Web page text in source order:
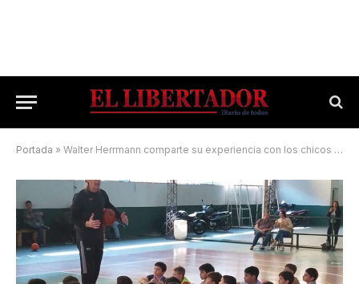
Portada » Walter Herrmann comparte su experiencia con los chicos correntinos